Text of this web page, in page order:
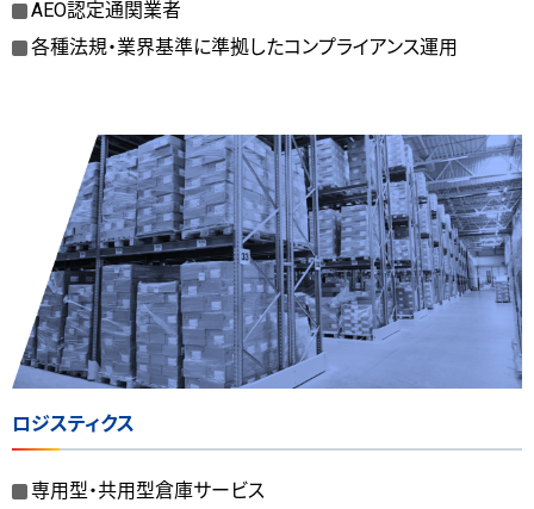
AEO認定通関業者
各種法規・業界基準に準拠したコンプライアンス運用
ロジスティクス
専用型・共用型倉庫サービス